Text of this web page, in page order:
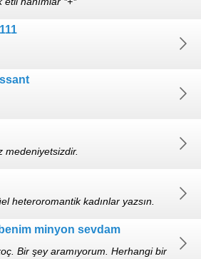
medeniyetsizdir.
heteroromantik kadınlar yazsın.
ibb.co/KxYF1VRR
minyon sevdam
Bir şey aramıyorum. Herhangi bir